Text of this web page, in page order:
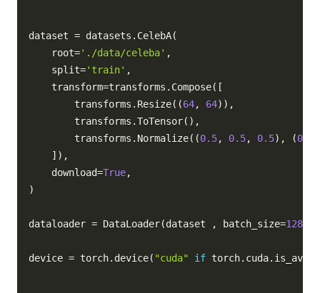
dataset = datasets . CelebA(
    root
='./data/celeba' ,
    split
='train' ,
    transform
=transforms . Compose( [
        transforms
. Resize( (64, 64) ) ,
        transforms
.ToTensor( ) ,
        transforms
. Normalize( (0.5, 0.5, 0.5) , (0.5
] ) ,
    download
=True,
)
dataloader = DataLoader(dataset , batch_size=128
device = torch. device( "cuda" if torch. cuda.